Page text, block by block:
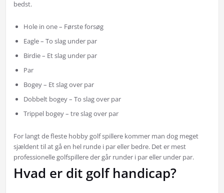
bedst.
Hole in one – Første forsøg
Eagle – To slag under par
Birdie – Et slag under par
Par
Bogey – Et slag over par
Dobbelt bogey – To slag over par
Trippel bogey – tre slag over par
For langt de fleste hobby golf spillere kommer man dog meget
sjældent til at gå en hel runde i par eller bedre. Det er mest
professionelle golfspillere der går runder i par eller under par.
Hvad er dit golf handicap?